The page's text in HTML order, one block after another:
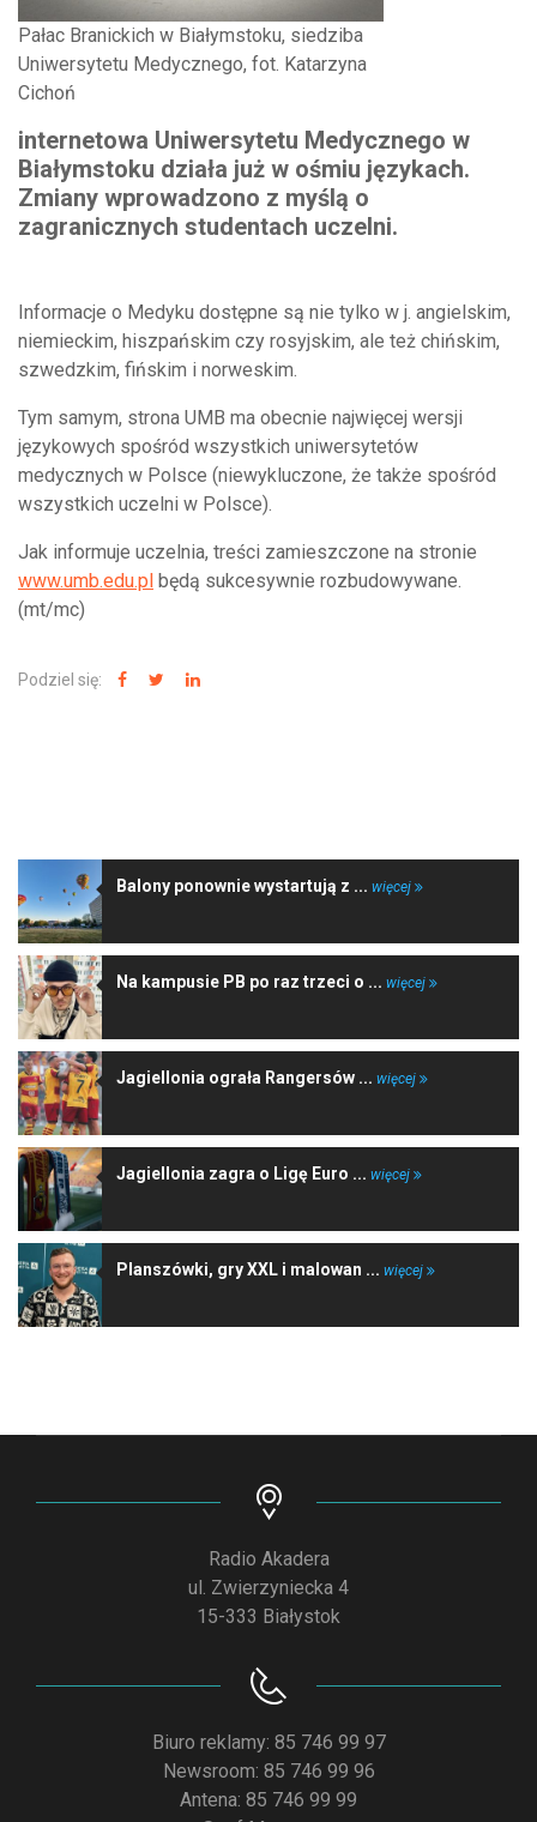
Pałac Branickich w Białymstoku, siedziba
Uniwersytetu Medycznego, fot. Katarzyna
Cichoń
internetowa Uniwersytetu Medycznego w
Białymstoku działa już w ośmiu językach.
Zmiany wprowadzono z myślą o
zagranicznych studentach uczelni.
Informacje o Medyku dostępne są nie tylko w j. angielskim,
niemieckim, hiszpańskim czy rosyjskim, ale też chińskim,
szwedzkim, fińskim i norweskim.
Tym samym, strona UMB ma obecnie najwięcej wersji
językowych spośród wszystkich uniwersytetów
medycznych w Polsce (niewykluczone, że także spośród
wszystkich uczelni w Polsce).
Jak informuje uczelnia, treści zamieszczone na stronie
www.umb.edu.pl będą sukcesywnie rozbudowywane.
(mt/mc)
Podziel się:
Balony ponownie wystartują z ... więcej
Na kampusie PB po raz trzeci o ... więcej
Jagiellonia ograła Rangersów ... więcej
Jagiellonia zagra o Ligę Euro ... więcej
Planszówki, gry XXL i malowan ... więcej
Radio Akadera
ul. Zwierzyniecka 4
15-333 Białystok
Biuro reklamy: 85 746 99 97
Newsroom: 85 746 99 96
Antena: 85 746 99 99